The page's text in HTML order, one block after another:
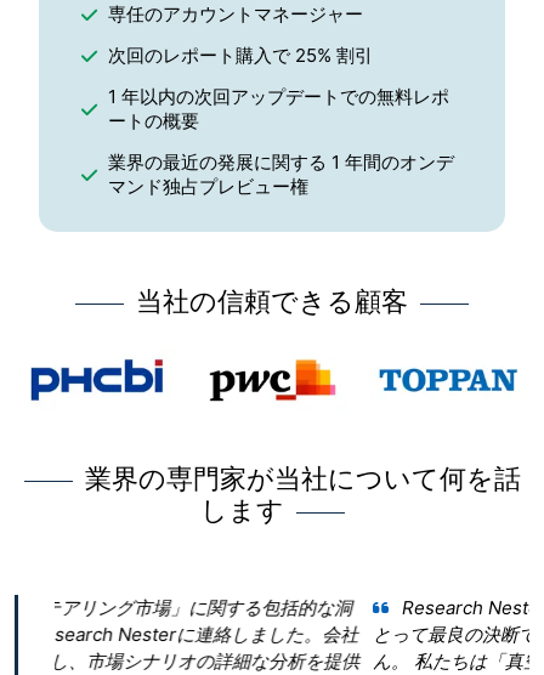
専任のアカウントマネージャー
次回のレポート購入で 25% 割引
1 年以内の次回アップデートでの無料レポ
ートの概要
業界の最近の発展に関する 1 年間のオンデ
マンド独占プレビュー権
当社の信頼できる顧客
業界の専門家が当社について何を話
します
する包括的な洞
しました。会社
詳細な分析を提供
Research Nester を選択したことが当社
とって最良の決断であったと言っても過言で
ん。 私たちは「真空ポンプ市場」という領域